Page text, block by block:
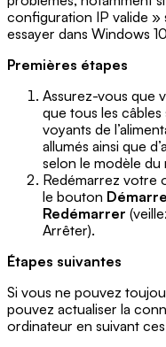
configuration IP valide »
essayer dans Windows
Premières étapes
Assurez-vous que
que tous les
voyants de
allumés ainsi que
selon le modèle du
Redémarrez votre
le bouton
Redémarrer
Arrêter).
Étapes suivantes
Si vous ne pouvez
pouvez actualiser la
ordinateur en suivant